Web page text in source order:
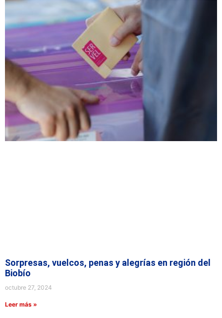
Sorpresas, vuelcos, penas y alegrías en región del
Biobío
octubre 27, 2024
Leer más »